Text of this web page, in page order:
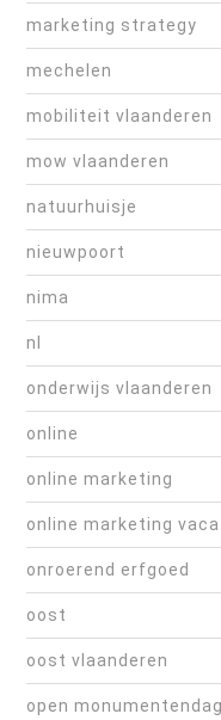
marketing strategy
mechelen
mobiliteit vlaanderen
mow vlaanderen
natuurhuisje
nieuwpoort
nima
nl
onderwijs vlaanderen
online
online marketing
online marketing
onroerend erfgoed
oost
oost vlaanderen
open monumentendag